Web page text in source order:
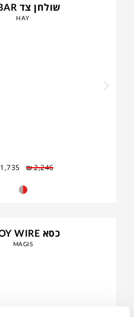
שולחן צד REBAR
HAY
₪2,246
1,735
כסא TROY WIRE
MAGIS